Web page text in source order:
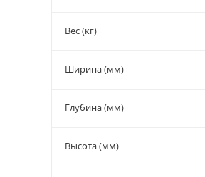
Вес (кг)
Ширина (мм)
Глубина (мм)
Высота (мм)